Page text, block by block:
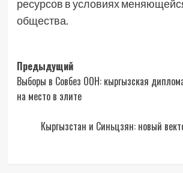
ресурсов в условиях
общества.
Навигация
записи
Предыдущий
Выборы в Совбез ООН: кыргызская
на место в элите
Кыргызстан и Синьцзян: новый